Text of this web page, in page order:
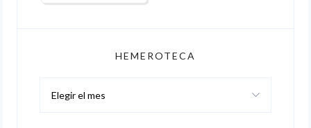
HEMEROTECA